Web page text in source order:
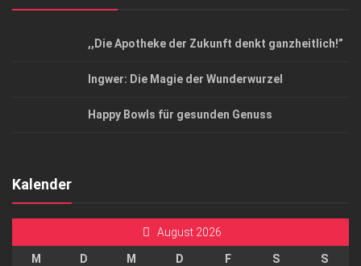
,,Die Apotheke der Zukunft denkt ganzheitlich!”
Ingwer: Die Magie der Wunderwurzel
Happy Bowls für gesunden Genuss
Kalender
August 2026
M D M D F S
S